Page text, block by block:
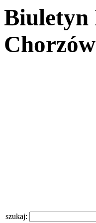
Biuletyn
Chorzów
szukaj: